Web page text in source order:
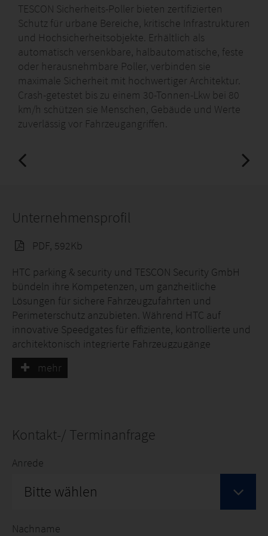
TESCON Sicherheits-Poller bieten zertifizierten
Schutz für urbane Bereiche, kritische Infrastrukturen
und Hochsicherheitsobjekte. Erhältlich als
automatisch versenkbare, halbautomatische, feste
oder herausnehmbare Poller, verbinden sie
maximale Sicherheit mit hochwertiger Architektur.
Crash-getestet bis zu einem 30-Tonnen-Lkw bei 80
km/h schützen sie Menschen, Gebäude und Werte
zuverlässig vor Fahrzeugangriffen.
Unternehmensprofil
PDF, 592Kb
HTC parking & security und TESCON Security GmbH
bündeln ihre Kompetenzen, um ganzheitliche
Lösungen für sichere Fahrzeugzufahrten und
Perimeterschutz anzubieten. Während HTC auf
innovative Speedgates für effiziente, kontrollierte und
architektonisch integrierte Fahrzeugzugänge
spezialisiert ist, liefert TESCON hochwertige Hostile
Vehicle Mitigation (HVM)-Lösungen, darunter
präsentieren wir gemeinsam die HTC Speedgates
Xentry On Street und Xentry 3TP sowie die
Hochsicherheits-Poller von TESCON.
Die Xentry On Street wurde speziell für temporäre
Standorte entwickelt und ermöglicht eine sofortige,
sichere und ungehinderte Fahrzeugzufahrt – ganz
ohne permanente Fundamente oder aufwendige
mehr
Kontakt-/ Terminanfrage
Anrede
Bitte wählen
Nachname